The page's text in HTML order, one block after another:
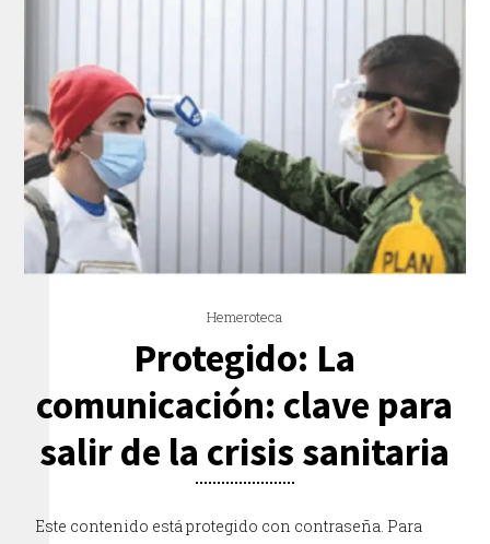
Hemeroteca
Protegido: La
comunicación: clave para
salir de la crisis sanitaria
Este contenido está protegido con contraseña. Para